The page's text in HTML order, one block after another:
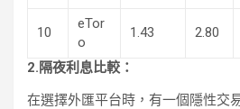
10
eTor
o
1.43 2.80
2.隔夜利息比較：
在選擇外匯平台時，有一個隱性交